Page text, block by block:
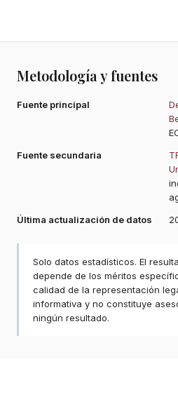
Metodología y fuentes
Fuente principal
Fuente secundaria
Última actualización de datos
Solo datos estadísticos. El
depende de los méritos
calidad de la representación
informativa y no constituye
ningún resultado.